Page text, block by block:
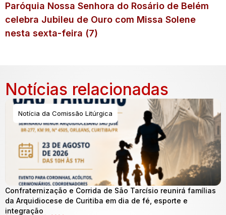
Paróquia Nossa Senhora do Rosário de Belém
celebra Jubileu de Ouro com Missa Solene
nesta sexta-feira (7)
Notícias relacionadas
Notícia da Comissão Litúrgica
Confraternização e Corrida de São Tarcísio reunirá famílias
da Arquidiocese de Curitiba em dia de fé, esporte e
integração